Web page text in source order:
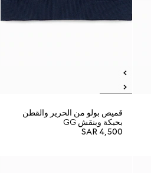
قميص بولو من الحرير والقطن
بحبكة وبنقش GG
SAR 4,500